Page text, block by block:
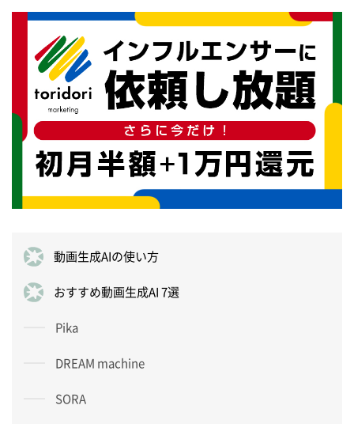
動画生成AIの使い方
おすすめ動画生成AI 7選
Pika
DREAM machine
SORA